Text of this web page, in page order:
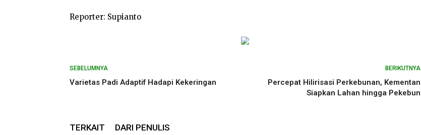
Reporter: Supianto
SEBELUMNYA
Varietas Padi Adaptif Hadapi Kekeringan
BERIKUTNYA
Percepat Hilirisasi Perkebunan, Kementan
Siapkan Lahan hingga Pekebun
TERKAIT DARI PENULIS